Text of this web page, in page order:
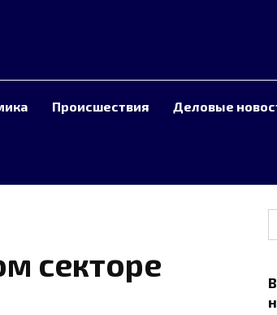
Происшествия Деловые
секторе